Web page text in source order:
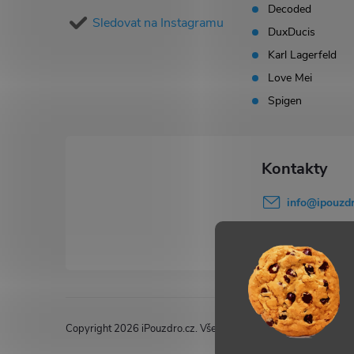
Sledovat na Instagramu
Decoded
DuxDucis
Karl Lagerfeld
Love Mei
Spigen
info@
Copyright 2026 iPouzdro.cz. Všechna práva vyhrazena.